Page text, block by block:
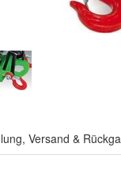
Versand &